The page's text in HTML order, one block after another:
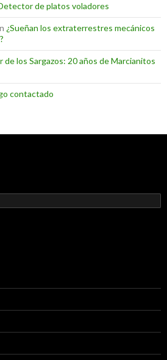
de platos voladores
¿Sueñan los extraterrestres mecánicos
de los Sargazos: 20 años de Marcianitos
contactado